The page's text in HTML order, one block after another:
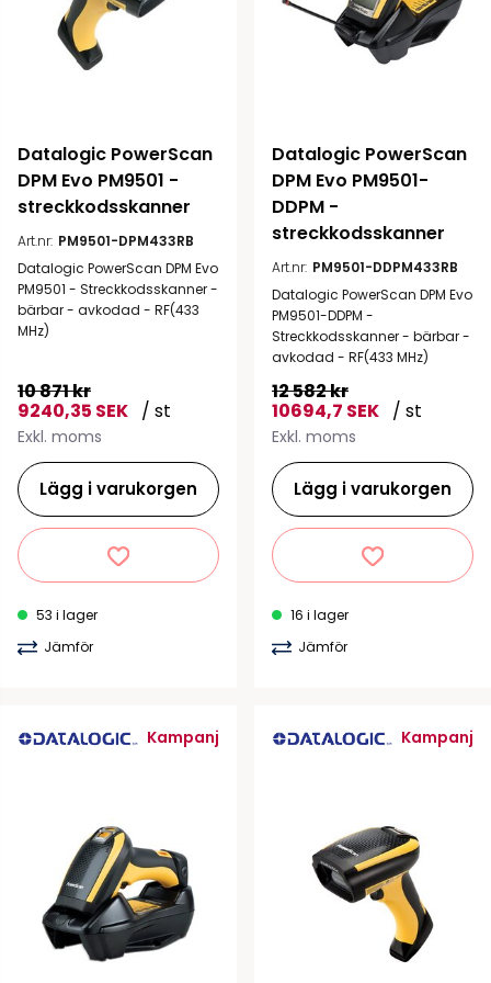
Datalogic PowerScan
DPM Evo PM9501 -
streckkodsskanner
Art.nr: PM9501-DPM433RB
Datalogic PowerScan DPM Evo
PM9501 - Streckkodsskanner -
bärbar - avkodad - RF(433
MHz)
10 871 kr
9240,35 SEK / st
Exkl. moms
Lägg i varukorgen
53 i lager
Jämför
Datalogic PowerScan
DPM Evo PM9501-
DDPM -
streckkodsskanner
Art.nr: PM9501-DDPM433RB
Datalogic PowerScan DPM Evo
PM9501-DDPM -
Streckkodsskanner - bärbar -
avkodad - RF(433 MHz)
12 582 kr
10694,7 SEK / st
Exkl. moms
Lägg i varukorgen
16 i lager
Jämför
Kampanj Kampanj